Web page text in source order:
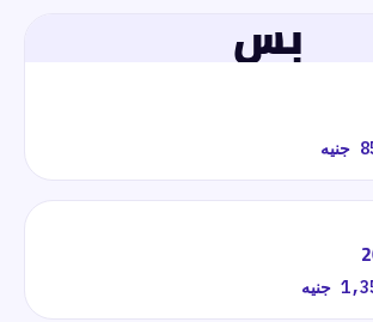
بس
جنيه
جنيه